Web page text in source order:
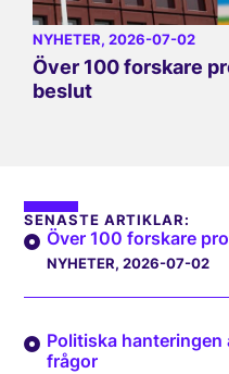
NYHETER, 2026-07-02
Över 100 forskare
beslut
SENASTE ARTIKLAR:
Över 100 forskare
NYHETER, 2026-07-02
Politiska hanteringen
frågor